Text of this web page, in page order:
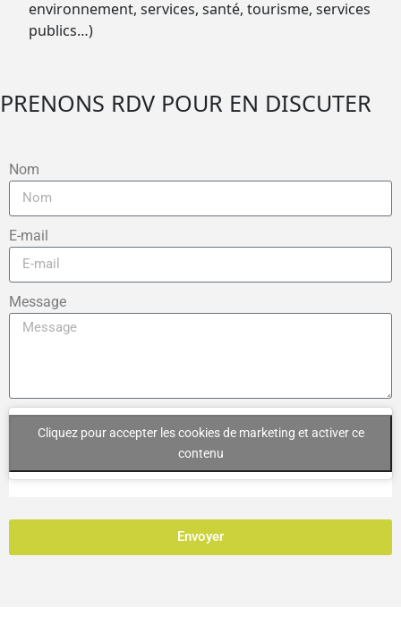
environnement, services, santé, tourisme, services
publics…)
PRENONS RDV POUR EN DISCUTER
Nom
E-mail
Message
Cliquez pour accepter les cookies de marketing et activer ce
contenu
Envoyer